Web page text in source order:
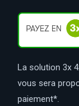
La solution 3x
vous sera
paiement*.